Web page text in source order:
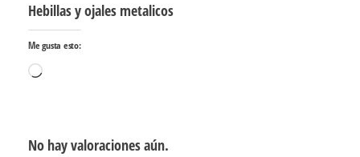
Hebillas y ojales metalicos
Me gusta esto:
Cargando...
No hay valoraciones aún.